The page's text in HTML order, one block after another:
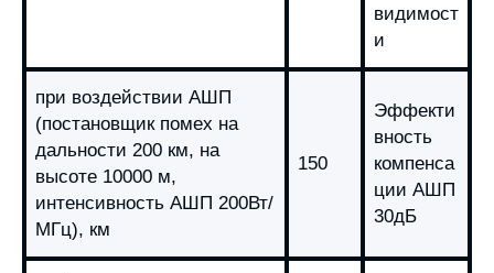
видимост
и
при воздействии АШП
(постановщик помех на
дальности 200 км, на
высоте 10000 м,
интенсивность АШП 200Вт/
МГц), км
150
Эффекти
вность
компенса
ции АШП
30дБ